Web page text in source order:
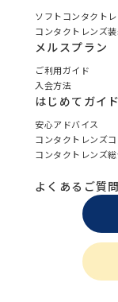
ソフトコンタクト
コンタクトレンズ
メルスプラン
ご利用ガイド
入会方法
はじめてガイド
安心アドバイス
コンタクトレンズ
コンタクトレンズ
よくあるご質問